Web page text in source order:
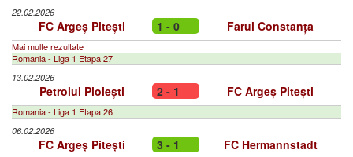
22.02.2026
FC Argeș Pitești 1 - 0 Farul Constanța
Mai multe rezultate
Romania - Liga 1 Etapa 27
13.02.2026
Petrolul Ploiești 2 - 1 FC Argeș Pitești
Romania - Liga 1 Etapa 26
06.02.2026
FC Argeș Pitești 3 - 1 FC Hermannstadt